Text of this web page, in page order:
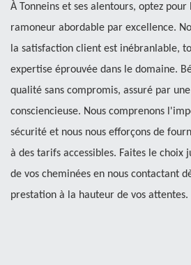
À Tonneins et ses alentours, optez
ramoneur abordable par excellence.
la satisfaction client est inébranlable,
expertise éprouvée dans le domaine.
qualité sans compromis, assuré par
consciencieuse. Nous comprenons
sécurité et nous nous efforçons de
à des tarifs accessibles. Faites le
de vos cheminées en nous contactant
prestation à la hauteur de vos attentes.